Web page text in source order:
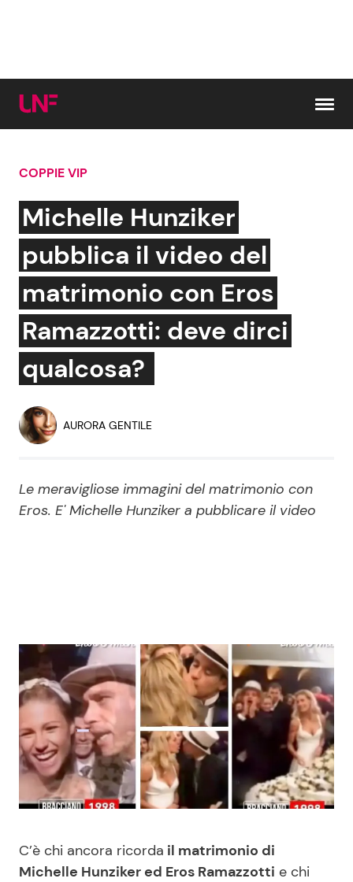
Cerca:
News e Cronaca
Attualità Italiana
Dal Mondo
Economia
Persone Scomparse
Gossip e TV
Bellezze VIP
Coppie VIP
Soap Opera
News Spettacolo
Benessere
Casa
Mondo Mamma
Cucina e Ricette
Consigli di Cucina
Le Ricette in TV
COPPIE VIP
Michelle Hunziker
pubblica il video del
matrimonio con Eros
Ramazzotti: deve dirci
qualcosa?
AURORA GENTILE
Le meravigliose immagini del matrimonio con
Eros. E' Michelle Hunziker a pubblicare il video
C’è chi ancora ricorda il matrimonio di
Michelle Hunziker ed Eros Ramazzotti e chi